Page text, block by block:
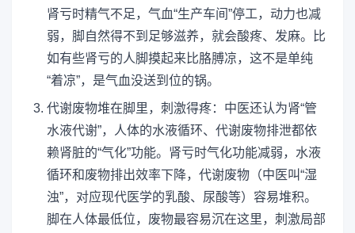
肾亏时精气不足，气血“生产车间”停工，动力也减
弱，脚自然得不到足够滋养，就会酸疼、发麻。比
如有些肾亏的人脚摸起来比胳膊凉，这不是单纯
“着凉”，是气血没送到位的锅。
代谢废物堆在脚里，刺激得疼：中医还认为肾“管
水液代谢”，人体的水液循环、代谢废物排泄都依
赖肾脏的“气化”功能。肾亏时气化功能减弱，水液
循环和废物排出效率下降，代谢废物（中医叫“湿
浊”，对应现代医学的乳酸、尿酸等）容易堆积。
脚在人体最低位，废物最容易沉在这里，刺激局部